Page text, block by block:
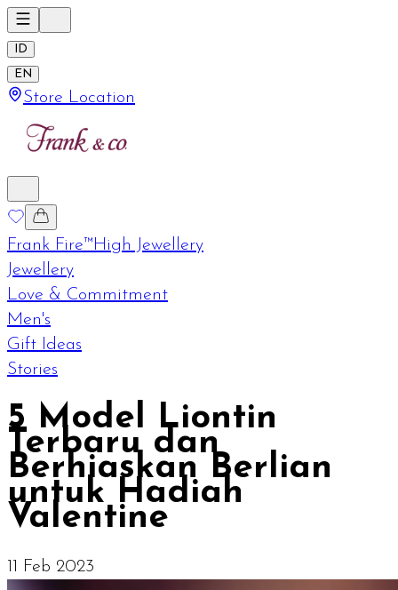
ID
EN
Store Location
Frank Fire™High Jewellery
Jewellery
Love & Commitment
Men's
Gift Ideas
Stories
5 Model Liontin
Terbaru dan
Berhiaskan Berlian
untuk Hadiah
Valentine
11 Feb 2023